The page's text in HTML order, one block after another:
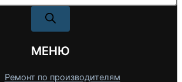
МЕНЮ
Ремонт по производителям